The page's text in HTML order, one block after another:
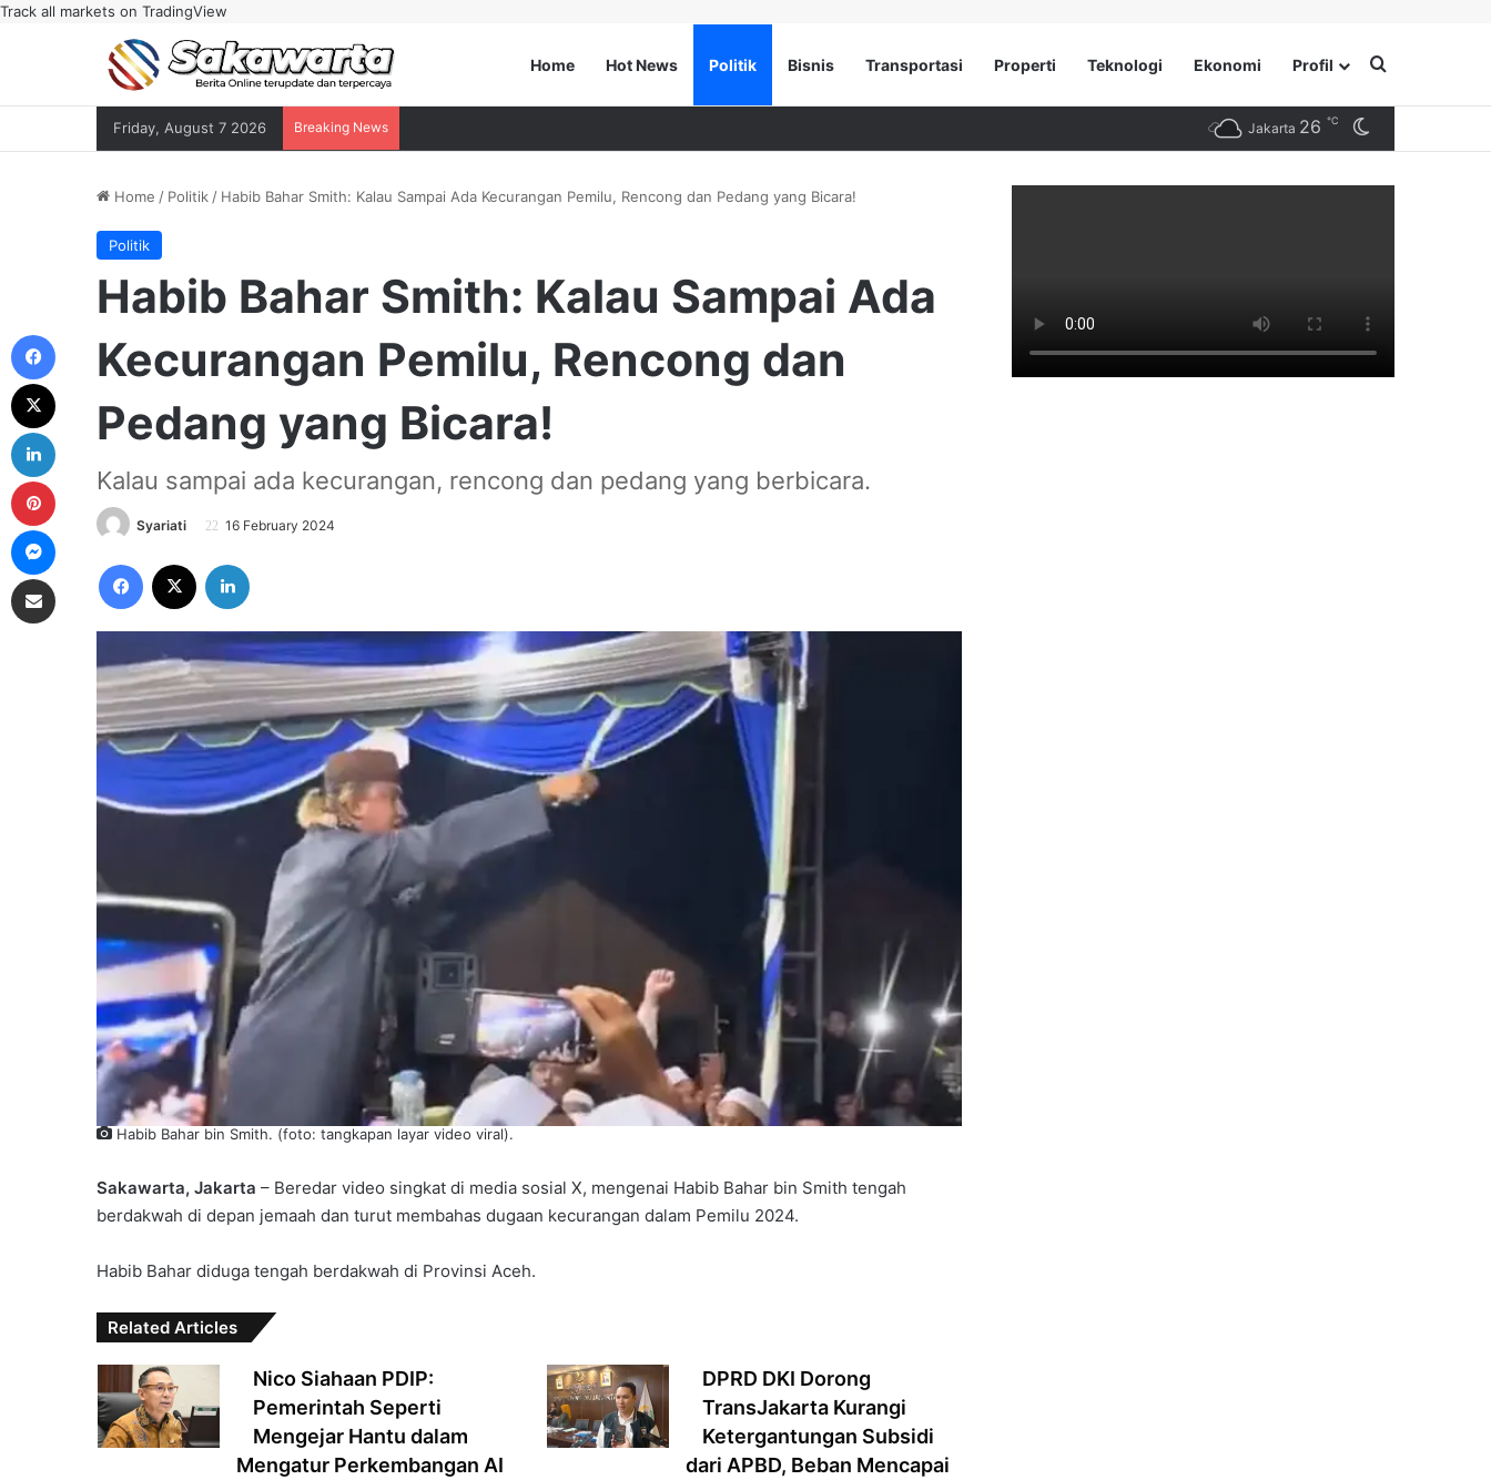
Track all markets on TradingView
Home Hot News Politik Bisnis Transportasi Properti Teknologi Ekonomi Profil Search for
Friday, August 7 2026 Breaking News Jakarta 26 ℃
Home / Politik / Habib Bahar Smith: Kalau Sampai Ada Kecurangan Pemilu, Rencong dan Pedang yang Bicara!
Politik
Habib Bahar Smith: Kalau Sampai Ada
Kecurangan Pemilu, Rencong dan
Pedang yang Bicara!
Kalau sampai ada kecurangan, rencong dan pedang yang berbicara.
Syariati 16 February 2024
Facebook
Habib Bahar bin Smith. (foto: tangkapan layar video viral).
Sakawarta, Jakarta – Beredar video singkat di media sosial X, mengenai Habib Bahar bin Smith tengah
berdakwah di depan jemaah dan turut membahas dugaan kecurangan dalam Pemilu 2024.
Habib Bahar diduga tengah berdakwah di Provinsi Aceh.
Related Articles
Nico Siahaan PDIP:
Pemerintah Seperti
Mengejar Hantu dalam
Mengatur Perkembangan AI
DPRD DKI Dorong
TransJakarta Kurangi
Ketergantungan Subsidi
dari APBD, Beban Mencapai
LinkedIn
Pinterest
Messenger